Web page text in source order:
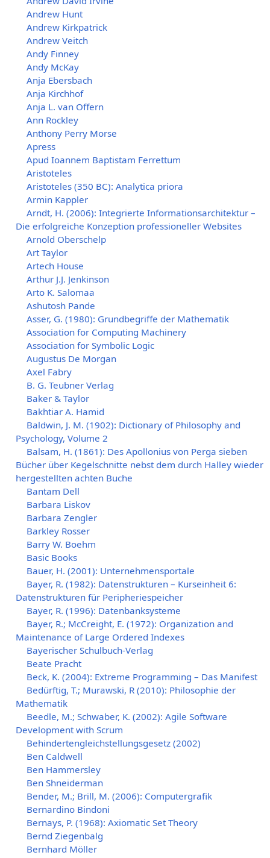
Andrew Hunt
Andrew Kirkpatrick
Andrew Veitch
Andy Finney
Andy McKay
Anja Ebersbach
Anja Kirchhof
Anja L. van Offern
Ann Rockley
Anthony Perry Morse
Apress
Apud Ioannem Baptistam Ferrettum
Aristoteles
Aristoteles (350 BC): Analytica priora
Armin Kappler
Arndt, H. (2006): Integrierte Informationsarchitektur –
Die erfolgreiche Konzeption professioneller Websites
Arnold Oberschelp
Art Taylor
Artech House
Arthur J.J. Jenkinson
Arto K. Salomaa
Ashutosh Pande
Asser, G. (1980): Grundbegriffe der Mathematik
Association for Computing Machinery
Association for Symbolic Logic
Augustus De Morgan
Axel Fabry
B. G. Teubner Verlag
Baker & Taylor
Bakhtiar A. Hamid
Baldwin, J. M. (1902): Dictionary of Philosophy and
Psychology, Volume 2
Balsam, H. (1861): Des Apollonius von Perga sieben
Bücher über Kegelschnitte nebst dem durch Halley wieder
hergestellten achten Buche
Bantam Dell
Barbara Liskov
Barbara Zengler
Barkley Rosser
Barry W. Boehm
Basic Books
Bauer, H. (2001): Unternehmensportale
Bayer, R. (1982): Datenstrukturen – Kurseinheit 6:
Datenstrukturen für Peripheriespeicher
Bayer, R. (1996): Datenbanksysteme
Bayer, R.; McCreight, E. (1972): Organization and
Maintenance of Large Ordered Indexes
Bayerischer Schulbuch-Verlag
Beate Pracht
Beck, K. (2004): Extreme Programming – Das Manifest
Bedürftig, T.; Murawski, R (2010): Philosophie der
Mathematik
Beedle, M.; Schwaber, K. (2002): Agile Software
Development with Scrum
Behindertengleichstellungsgesetz (2002)
Ben Caldwell
Ben Hammersley
Ben Shneiderman
Bender, M.; Brill, M. (2006): Computergrafik
Bernardino Bindoni
Bernays, P. (1968): Axiomatic Set Theory
Bernd Ziegenbalg
Bernhard Möller